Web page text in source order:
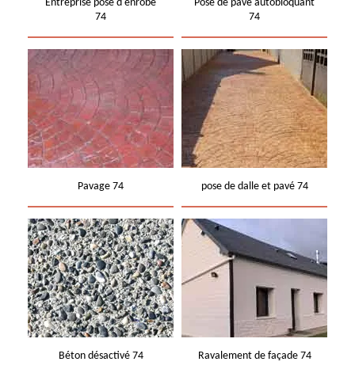
Entreprise pose d'enrobé
74
Pose de pavé autobloquant
74
Pavage 74 pose de dalle et pavé 74
Béton désactivé 74 Ravalement de façade 74